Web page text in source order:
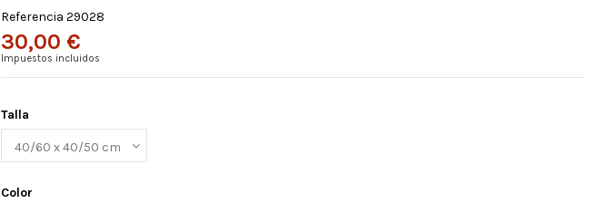
Referencia 29028
30,00 €
Impuestos incluidos
Talla
Color